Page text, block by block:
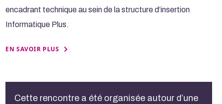
encadrant technique au sein de la structure d’insertion
Informatique Plus.
EN SAVOIR PLUS
Cette rencontre a été organisée autour d’une